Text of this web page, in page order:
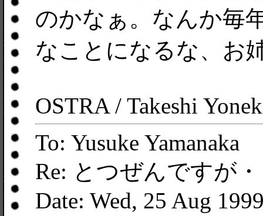
のかなぁ。なんか毎
なことになるな、お
OSTRA / Takeshi
To: Yusuke Yamanaka
Re: とつぜんですが
Date: Wed, 25 Aug